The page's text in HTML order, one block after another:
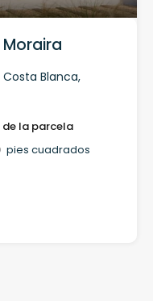
Blanca,
de la parcela
pies cuadrados